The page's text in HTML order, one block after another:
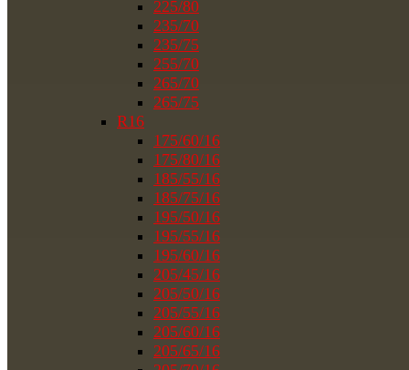
225/80
235/70
235/75
255/70
265/70
265/75
R16
175/60/16
175/80/16
185/55/16
185/75/16
195/50/16
195/55/16
195/60/16
205/45/16
205/50/16
205/55/16
205/60/16
205/65/16